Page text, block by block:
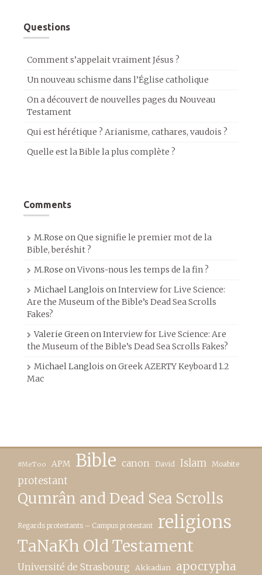
Questions
Comment s’appelait vraiment Jésus ?
Un nouveau schisme dans l’Église catholique
On a découvert de nouvelles pages du Nouveau
Testament
Qui est hérétique ? Arianisme, cathares, vaudois ?
Quelle est la Bible la plus complète ?
Comments
M.Rose onQue signifie le premier mot de la
Bible, beréshit ?
M.Rose onVivons-nous les temps de la fin ?
Michael Langlois onInterview for Live Science:
Are the Museum of the Bible’s Dead Sea Scrolls
Fakes?
Valerie GreenonInterview for Live Science: Are
the Museum of the Bible’s Dead Sea Scrolls Fakes?
Michael Langlois onGreek AZERTY Keyboard 1.2
Mac
#MeToo APM Bible canon David Islam Moabite
protestant
Qumrân and Dead Sea Scrolls
Regards protestants – Campus protestant religions
TaNaKh Old Testament
Université de Strasbourg Akkadian apocrypha